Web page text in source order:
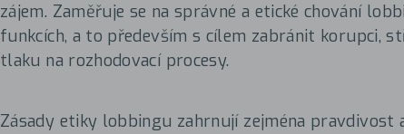
zájem. Zaměřuje se na správné a etické chování
funkcích, a to především s cílem zabránit korupci,
tlaku na rozhodovací procesy.
Zásady etiky lobbingu zahrnují zejména